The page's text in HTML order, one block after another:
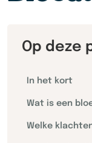
Op deze
In het kort
Wat is een
Welke